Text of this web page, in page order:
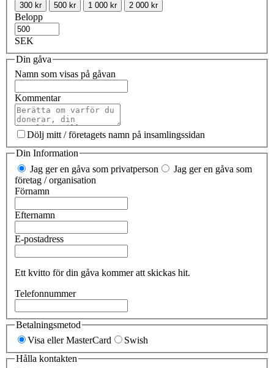
300 kr 500 kr 1 000 kr 2 000 kr
Belopp
SEK
Din gåva
Namn som visas på gåvan
Kommentar
Dölj mitt / företagets namn på insamlingssidan
Din Information
Jag ger en gåva som privatperson
Jag ger en gåva som
företag / organisation
Förnamn
Efternamn
E-postadress
Ett kvitto för din gåva kommer att skickas hit.
Telefonnummer
Betalningsmetod
Visa eller MasterCard
Swish
Hålla kontakten